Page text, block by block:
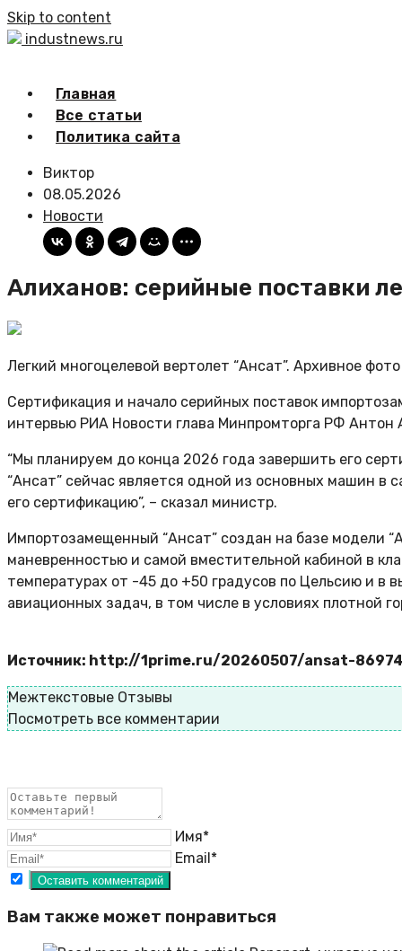
Skip to content
industnews.ru
Главная
Все статьи
Политика сайта
Виктор
08.05.2026
Новости
Алиханов: серийные поставки
Легкий многоцелевой вертолет “Ансат”. Архивное фото
Сертификация и начало серийных поставок
интервью РИА Новости глава Минпромторга РФ Антон
“Мы планируем до конца 2026 года завершить его
“Ансат” сейчас является одной из основных машин в
его сертификацию”, – сказал министр.
Импортозамещенный “Ансат” создан на базе модели
маневренностью и самой вместительной кабиной в
температурах от -45 до +50 градусов по Цельсию и в
авиационных задач, в том числе в условиях плотной
Источник: http://1prime.ru/20260507/ansat-
Межтекстовые Отзывы
Посмотреть все комментарии
Имя*
Email*
Вам также может понравиться